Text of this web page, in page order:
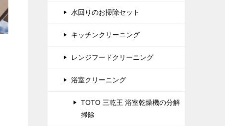
水回りのお掃除セット
キッチンクリーニング
レンジフードクリーニング
浴室クリーニング
TOTO 三乾王 浴室乾燥機の分解
掃除